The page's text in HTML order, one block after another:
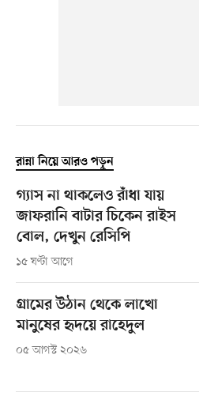
রান্না নিয়ে আরও পড়ুন
গ্যাস না থাকলেও রাঁধা যায়
জাফরানি বাটার চিকেন রাইস
বোল, দেখুন রেসিপি
১৫ ঘণ্টা আগে
গ্রামের উঠান থেকে লাখো
মানুষের হৃদয়ে রাহেদুল
০৫ আগস্ট ২০২৬